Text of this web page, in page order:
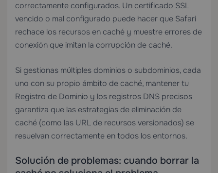
correctamente configurados. Un certificado SSL
vencido o mal configurado puede hacer que Safari
rechace los recursos en caché y muestre errores de
conexión que imitan la corrupción de caché.
Si gestionas múltiples dominios o subdominios, cada
uno con su propio ámbito de caché, mantener tu
Registro de Dominio y los registros DNS precisos
garantiza que las estrategias de eliminación de
caché (como las URL de recursos versionados) se
resuelvan correctamente en todos los entornos.
Solución de problemas: cuando borrar la